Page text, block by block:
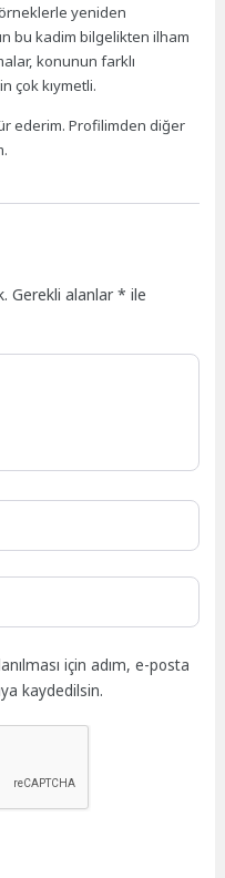
yeniden
bu kadim bilgelikten ilham
konunun farklı
çok kıymetli.
ederim. Profilimden diğer
Gerekli alanlar* ile
için adım, e-posta
kaydedilsin.